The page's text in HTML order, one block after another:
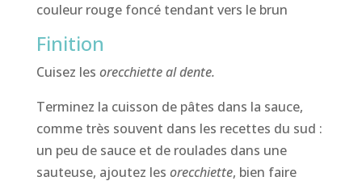
couleur rouge foncé tendant vers le brun
Finition
Cuisez les orecchiette al dente.
Terminez la cuisson de pâtes dans la sauce,
comme très souvent dans les recettes du sud :
un peu de sauce et de roulades dans une
sauteuse, ajoutez les orecchiette, bien faire